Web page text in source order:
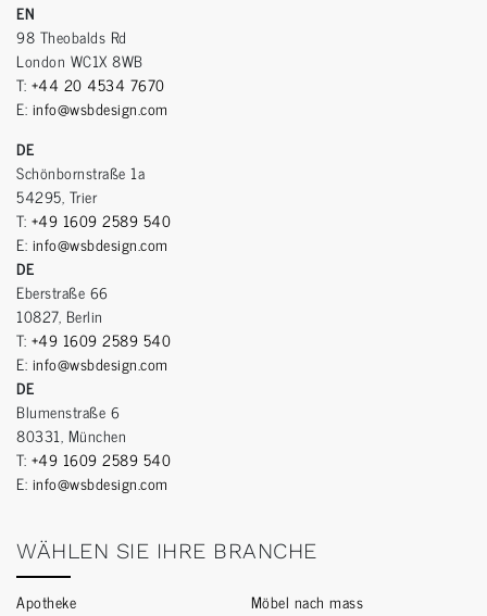
EN
98 Theobalds Rd
London WC1X 8WB
T: +44 20 4534 7670
E: info@wsbdesign.com
DE
Schönbornstraße 1a
54295, Trier
T: +49 1609 2589 540
E: info@wsbdesign.com
DE
Eberstraße 66
10827, Berlin
T: +49 1609 2589 540
E: info@wsbdesign.com
DE
Blumenstraße 6
80331, München
T: +49 1609 2589 540
E: info@wsbdesign.com
WÄHLEN SIE IHRE BRANCHE
Apotheke
Möbel nach mass